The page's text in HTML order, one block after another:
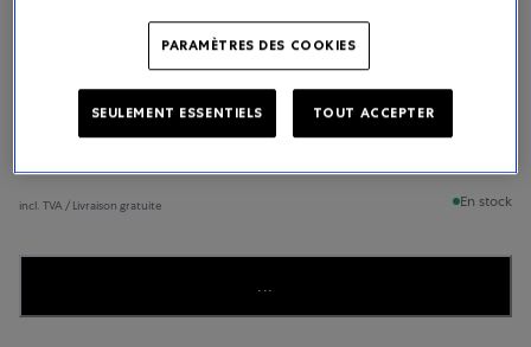
Bucherer Fine Jewellery
incl. TVA / Livraison gratuite En stock
...
PARAMÈTRES DES COOKIES
SEULEMENT ESSENTIELS TOUT ACCEPTER